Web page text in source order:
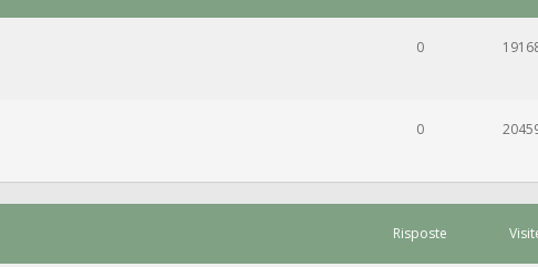
0
0
Risposte